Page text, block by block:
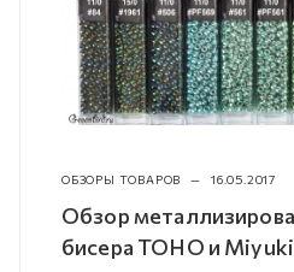
ОБЗОРЫ ТОВАРОВ — 16.05.2017
Обзор
бисера TOHO и Miyuki